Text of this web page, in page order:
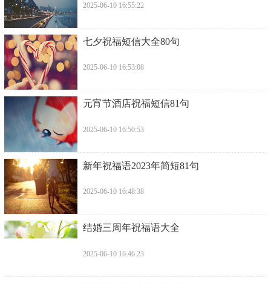
2025-06-10 16:55:22
​七夕祝福短信大全80句
2025-06-10 16:53:08
​元宵节酒店祝福短信81句
2025-06-10 16:50:53
​新年祝福语2023年简短81句
2025-06-10 16:48:38
​结婚三周年祝福语大全
2025-06-10 16:46:23